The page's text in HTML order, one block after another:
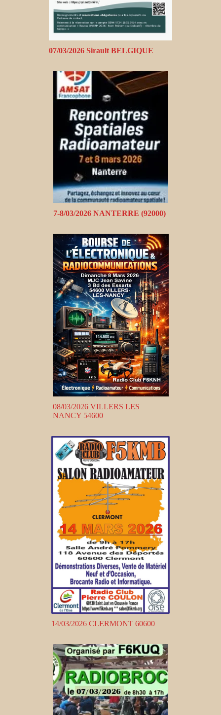
07/03/2026 Sirault BELGIQUE
7-8/03/2026 NANTERRE (92000)
08/03/2026 VILLERS LES
NANCY 54600
14/03/2026 CLERMONT 60600